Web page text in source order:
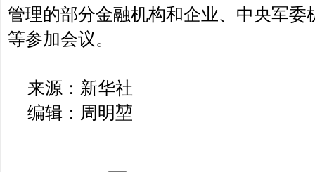
管理的部分金融机构和企业、中央军委
等参加会议。
来源：新华社
编辑：周明堃